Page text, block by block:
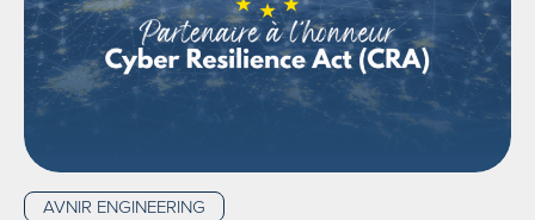
AVNIR ENGINEERING